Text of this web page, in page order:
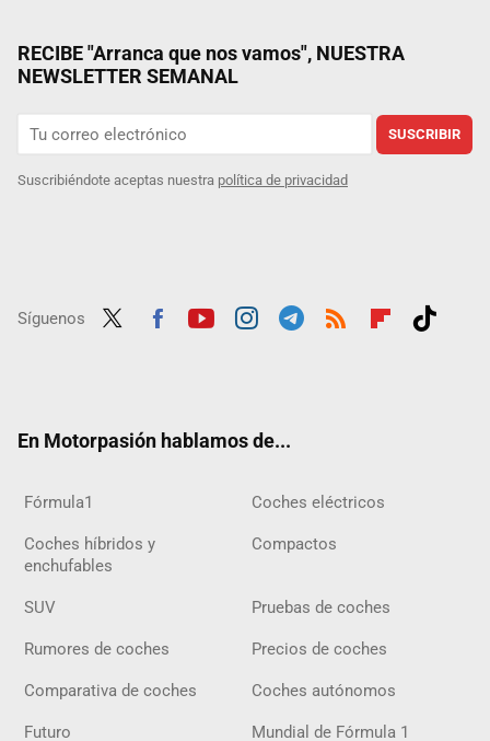
RECIBE "Arranca que nos vamos", NUESTRA
NEWSLETTER SEMANAL
SUSCRIBIR
Suscribiéndote aceptas nuestra política de privacidad
Síguenos
En Motorpasión hablamos de...
Fórmula1 Coches eléctricos
Coches híbridos y
enchufables
Compactos
SUV Pruebas de coches
Rumores de coches Precios de coches
Comparativa de coches Coches autónomos
Futuro Mundial de Fórmula 1